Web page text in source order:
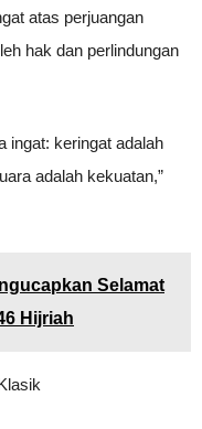
atas perjuangan
hak dan perlindungan
ingat: keringat adalah
adalah kekuatan,”
Selamat
Hijriah